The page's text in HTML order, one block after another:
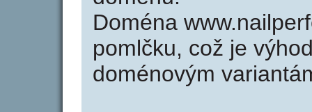
Doména
pomlčku, což je
doménovým